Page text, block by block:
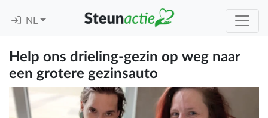
NL
Help ons drieling-gezin op weg naar
een grotere gezinsauto